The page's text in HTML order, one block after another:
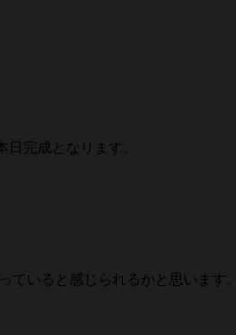
完成となります。
いると感じられるかと思います。